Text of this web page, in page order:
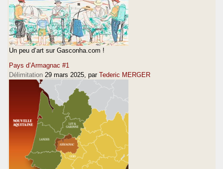
Un peu d’art sur Gasconha.com !
Pays d’Armagnac #1
Délimitation 29 mars 2025 , par Tederic MERGER